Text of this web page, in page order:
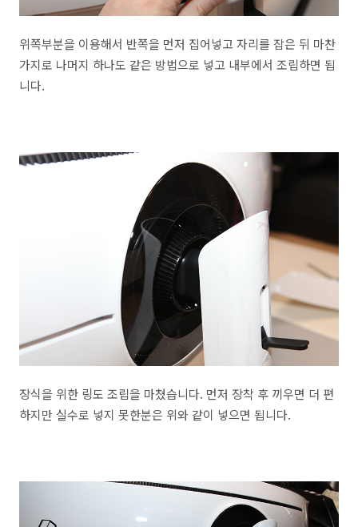
위쪽부분을 이용해서 반쪽을 먼저 집어넣고 자리를 잡은 뒤 마찬
가지로 나머지 하나도 같은 방법으로 넣고 내부에서 조립하면 됩
니다.
장식을 위한 링도 조립을 마쳤습니다. 먼저 장착 후 끼우면 더 편
하지만 실수로 넣지 못한분은 위와 같이 넣으면 됩니다.